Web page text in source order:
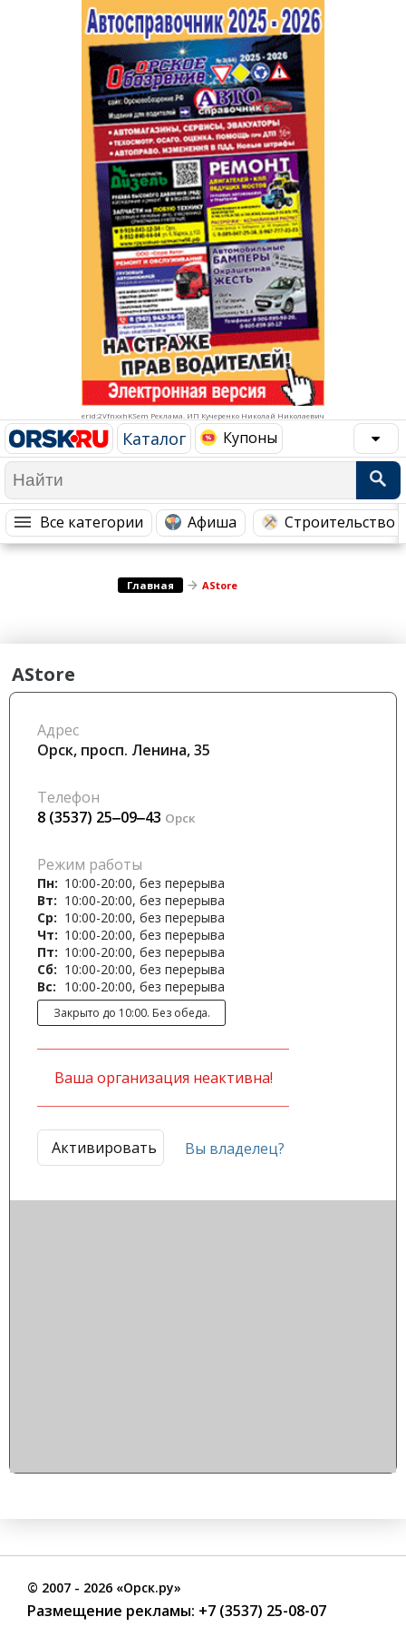
erid:2VfnxxhKSem Реклама. ИП Кучеренко Николай Николаевич
Каталог Купоны
Все категории Афиша Строительство
Строительство и ремонт
Авто и мото
Рестораны, кафе, бары
Развлечения и отдых
Спорт Фитнес
Недвижимость
Красота Косметология
Медицина Здоровье
Путешествия, Туризм
Гостиницы
Образование
Бытовые услуги
СМИ и Реклама
Телекоммуникации и связь
Торговля
Бизнес и финансы
Юристы, Экспертиза, Страхование
Ремонт
Социальные организации
Это интересно
Администрация
Промышленность
Сельское хозяйство
Ветеринария, Зоотовары
Курьерская служба, Службы до...
Купоны
Популярное →
Строительство и ремонт
Главная AStore
AStore
Адрес
Орск, просп. Ленина, 35
Телефон
8 (3537) 25‒09‒43 Орск
Режим работы
Пн: 10:00-20:00, без перерыва
Вт: 10:00-20:00, без перерыва
Ср: 10:00-20:00, без перерыва
Чт: 10:00-20:00, без перерыва
Пт: 10:00-20:00, без перерыва
Сб: 10:00-20:00, без перерыва
Вс: 10:00-20:00, без перерыва
Закрыто до 10:00. Без обеда.
Ваша организация неактивна!
Активировать Вы владелец?
© 2007 - 2026 «Орск.ру»
Размещение рекламы: +7 (3537) 25-08-07